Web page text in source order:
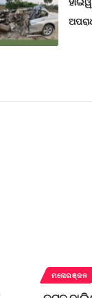
ମନୋରଞ୍ଜନ